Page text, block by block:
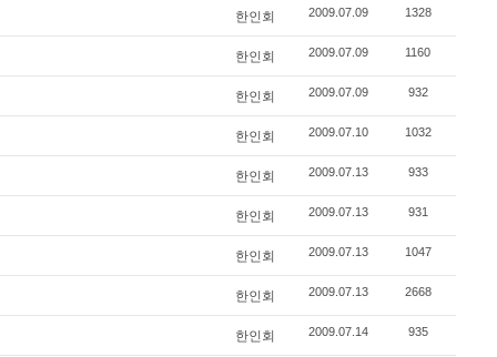
한인회 2009.07.09 1328
한인회 2009.07.09 1160
한인회 2009.07.09 932
한인회 2009.07.10 1032
한인회 2009.07.13 933
한인회 2009.07.13 931
한인회 2009.07.13 1047
한인회 2009.07.13 2668
한인회 2009.07.14 935